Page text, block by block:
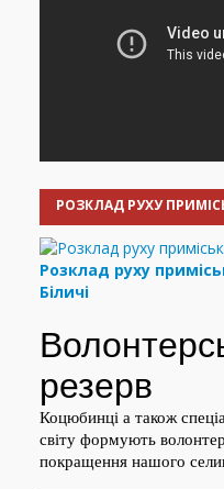
РОЗКЛАД РУХУ
Розклад руху
Біличі